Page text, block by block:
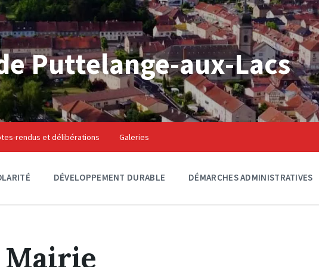
Puttelange-aux-Lacs
rendus et délibérations
Galeries
DÉVELOPPEMENT DURABLE DÉMARCHES ADMINISTRATIVES
Mairie